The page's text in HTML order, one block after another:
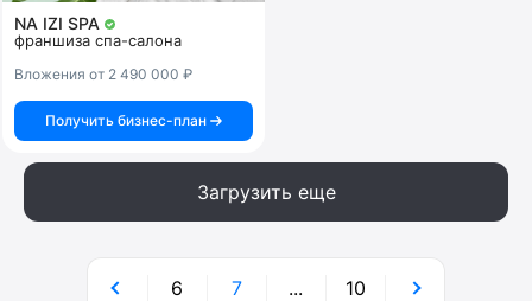
NA IZI SPA
франшиза спа-салона
Вложения от 2 490 000 ₽
Получить бизнес-план
Загрузить еще
6 7 ... 10